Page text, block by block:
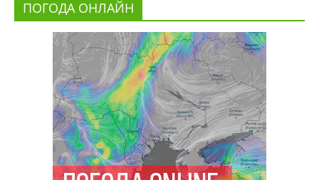
ПОГОДА ОНЛАЙН